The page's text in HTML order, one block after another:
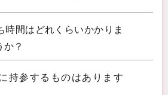
時間はどれくらいかかりま
か？
持参するものはあります